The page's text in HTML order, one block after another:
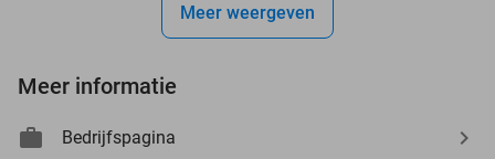
Meer weergeven
Meer informatie
Bedrijfspagina